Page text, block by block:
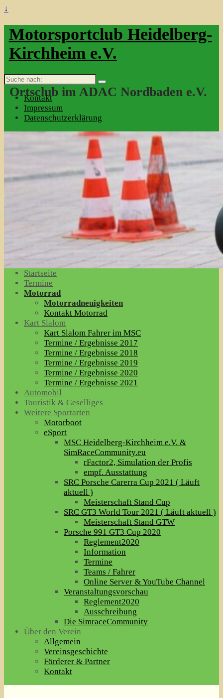
↓
Motorsportclub Heidelberg-
Kirchheim e.V.
Suche
nach:
Ortsclub im ADAC Nordbaden e.V.
Kontakt
Impressum
Datenschutzerklärung
Startseite
Termine
Motorrad
Motorradneuigkeiten
Kontakt Motorrad
Kart Slalom
Kart Slalom Fahrer im MSC
Termine / Ergebnisse 2017
Termine / Ergebnisse 2018
Termine / Ergebnisse 2019
Termine / Ergebnisse 2020
Termine / Ergebnisse 2021
Automobil
Touristik & Geselliges
Weitere Sportarten
Motorboot
eSport
MSC Heidelberg-Kirchheim e.V. &
SimRaceCommunity.eu
rFactor2, Simulation der Profis
empf. Ausstattung
SRC Porsche Carerra Cup 2021 ( Läuft
aktuell )
Meisterschaft Stand Cup
SRC GT3 World Tour 2021 ( Läuft aktuell )
Meisterschaft Stand GTW
Porsche 991 GT3 Cup 2020
Reglement2020
Information
Termine
Teams / Fahrer
Online Server & YouTube Channel
Veranstaltungsvorschau
Reglement2020
Ausschreibung
Die SimraceCommunity
Über den Verein
Allgemein
Vereinsgeschichte
Förderer & Partner
Kontakt